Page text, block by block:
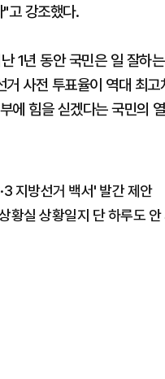
고 강조했다.
1년 동안 국민은 일 잘하
사전 투표율이 역대 최
에 힘을 싣겠다는 국민의
지방선거 백서' 발간 제안
황실 상황일지 단 하루도 안